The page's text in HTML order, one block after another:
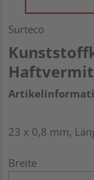
Surteco
23 x 0,8 mm,
Breite